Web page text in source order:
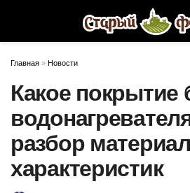
Главная » Новости
Какое покрытие
разбор
характеристик